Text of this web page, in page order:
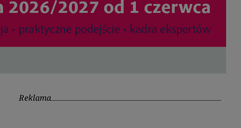
Reklama